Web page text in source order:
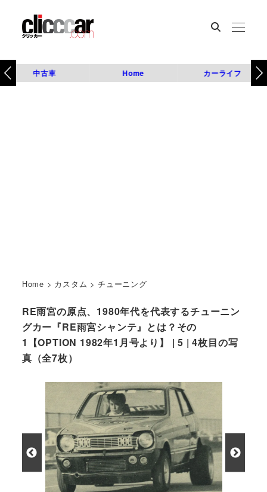
中古車 Home カーライフ
Home > カスタム >チューニング
RE雨宮の原点、1980年代を代表するチューニン
グカー『RE雨宮シャンテ』とは？その
1【OPTION 1982年1月号より】 | 5 | 4枚目の写
真（全7枚）